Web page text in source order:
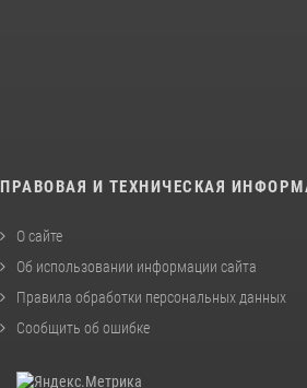
ПРАВОВАЯ И ТЕХНИЧЕСКАЯ
О сайте
Об использовании информации сайта
Правила обработки персональных данных
Сообщить об ошибке